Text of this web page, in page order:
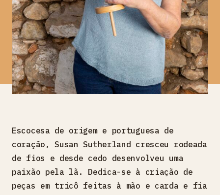
Escocesa de origem e portuguesa de
coração, Susan Sutherland cresceu rodeada
de fios e desde cedo desenvolveu uma
paixão pela lã. Dedica-se à criação de
peças em tricô feitas à mão e carda e fia